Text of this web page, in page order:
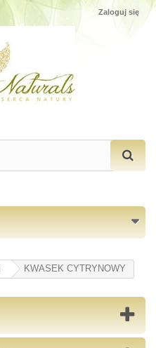
Zaloguj się
KWASEK CYTRYNOWY